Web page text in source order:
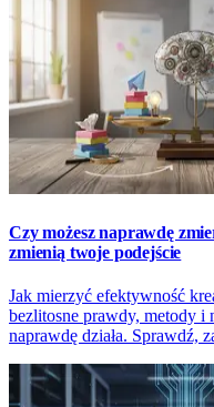
Czy możesz naprawdę
zmienią twoje podejście
Jak mierzyć efektywność
bezlitosne prawdy, metody i
naprawdę działa. Sprawdź,